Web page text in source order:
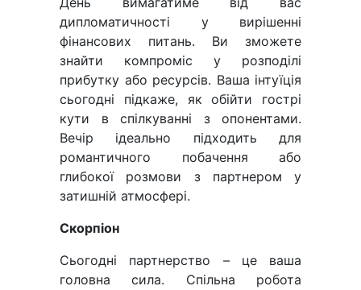
дипломатичності у вирішенні
фінансових питань. Ви зможете
знайти компроміс у розподілі
прибутку або ресурсів. Ваша інтуїція
сьогодні підкаже, як обійти гострі
кути в спілкуванні з опонентами.
Вечір ідеально підходить для
романтичного побачення або
глибокої розмови з партнером у
затишній атмосфері.
Скорпіон
Сьогодні партнерство – це ваша
головна сила. Спільна робота